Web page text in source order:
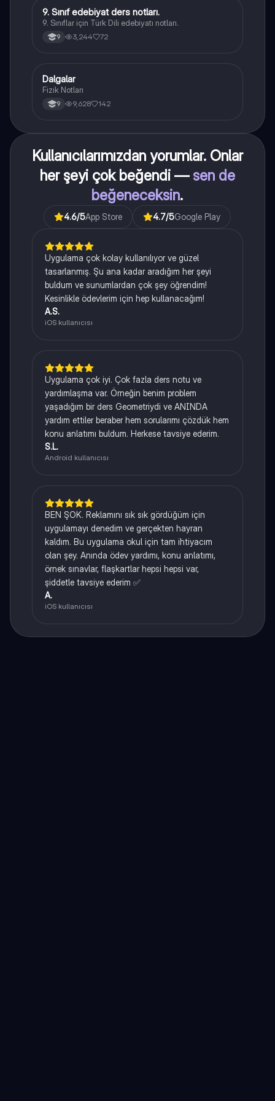
Türk Dili ve Edebiyatı
9. Sınıf edebiyat ders notları.
9. Sınıflar için Türk Dili edebiyatı notları.
9 3,244 72
Fizik
Dalgalar
Fizik Notları
9 9,628 142
Kullanıcılarımızdan yorumlar. Onlar
her şeyi çok beğendi — sen de
beğeneceksin.
4.6/5App Store 4.7/5Google Play
Uygulama çok kolay kullanılıyor ve güzel
tasarlanmış. Şu ana kadar aradığım her şeyi
buldum ve sunumlardan çok şey öğrendim!
Kesinlikle ödevlerim için hep kullanacağım!
A.S.
iOS kullanıcısı
Uygulama çok iyi. Çok fazla ders notu ve
yardımlaşma var. Örneğin benim problem
yaşadığım bir ders Geometriydi ve ANINDA
yardım ettiler beraber hem sorularımı çözdük hem
konu anlatımı buldum. Herkese tavsiye ederim.
S.L.
Android kullanıcısı
BEN ŞOK. Reklamını sık sık gördüğüm için
uygulamayı denedim ve gerçekten hayran
kaldım. Bu uygulama okul için tam ihtiyacım
olan şey. Anında ödev yardımı, konu anlatımı,
örnek sınavlar, flaşkartlar hepsi hepsi var,
şiddetle tavsiye ederim ✅
A.
iOS kullanıcısı